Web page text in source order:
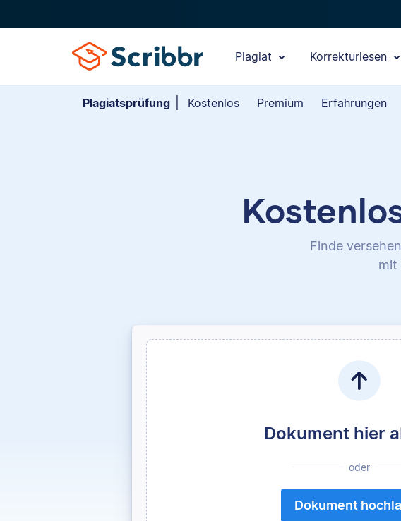
Plagiat Korrekturlesen
Plagiatsprüfung Kostenlos Premium Erfahrungen
Finde
mit
Dokument hier
oder
Dokument